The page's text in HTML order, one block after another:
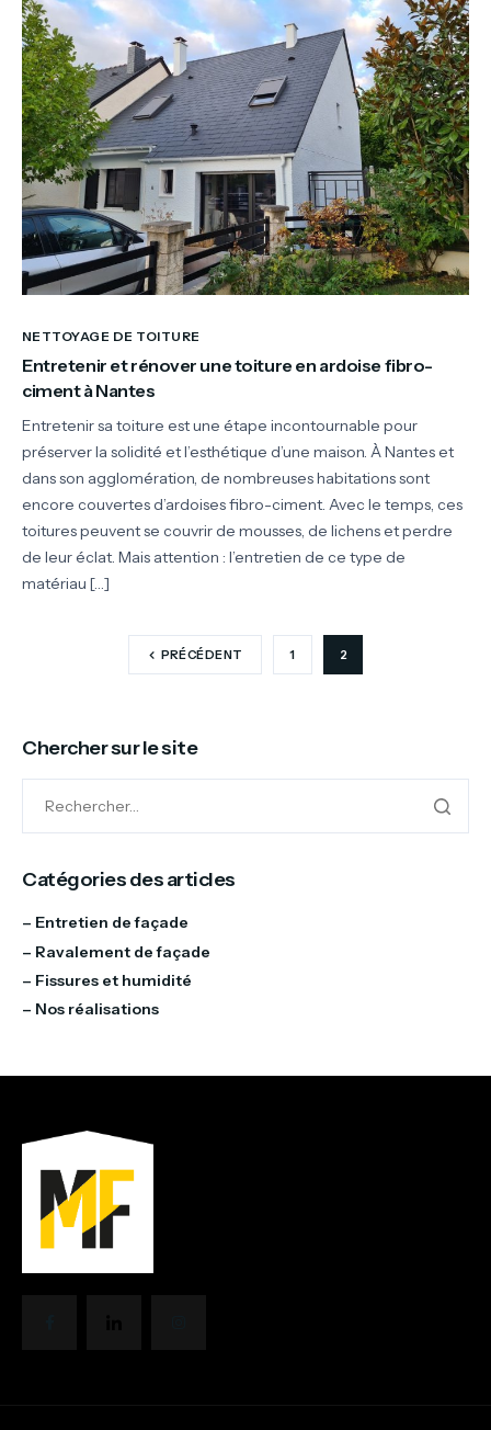
NETTOYAGE DE TOITURE
Entretenir et rénover une toiture en ardoise fibro-
ciment à Nantes
Entretenir sa toiture est une étape incontournable pour
préserver la solidité et l’esthétique d’une maison. À Nantes et
dans son agglomération, de nombreuses habitations sont
encore couvertes d’ardoises fibro-ciment. Avec le temps, ces
toitures peuvent se couvrir de mousses, de lichens et perdre
de leur éclat. Mais attention : l’entretien de ce type de
matériau […]
PRÉCÉDENT 1 2
Chercher sur le site
Catégories des articles
– Entretien de façade
– Ravalement de façade
– Fissures et humidité
– Nos réalisations